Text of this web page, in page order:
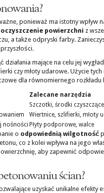
ponieważ ma istotny wpływ
oczyszczenie powierzchni z
a także odpryski farby.
działania mające na celu jej
czy młoty udarowe. Użycie tych
dla równomiernego rozkładu
Zalecane narzędzia
Szczotki, środki czyszczące
Wiertnice, szlifierki, młoty
nośności Płyty podporowe, walce
o odpowiednią wilgotność
co z kolei wpływa na jego
aby zapewnić
ścian?
uzyskać unikalne efekty